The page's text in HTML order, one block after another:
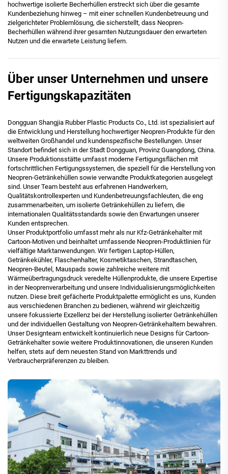
hochwertige isolierte Becherhüllen erstreckt sich über die gesamte
Kundenbeziehung hinweg – mit einer schnellen Kundenbetreuung und
zielgerichteter Problemlösung, die sicherstellt, dass Neopren-
Becherhüllen während ihrer gesamten Nutzungsdauer den erwarteten
Nutzen und die erwartete Leistung liefern.
Über unser Unternehmen und unsere
Fertigungskapazitäten
Dongguan Shangjia Rubber Plastic Products Co., Ltd. ist spezialisiert auf
die Entwicklung und Herstellung hochwertiger Neopren-Produkte für den
weltweiten Großhandel und kundenspezifische Bestellungen. Unser
Standort befindet sich in der Stadt Dongguan, Provinz Guangdong, China.
Unsere Produktionsstätte umfasst moderne Fertigungsflächen mit
fortschrittlichen Fertigungssystemen, die speziell für die Herstellung von
Neopren-Getränkehüllen sowie verwandte Produktkategorien ausgelegt
sind. Unser Team besteht aus erfahrenen Handwerkern,
Qualitätskontrollexperten und Kundenbetreuungsfachleuten, die eng
zusammenarbeiten, um isolierte Getränkehüllen zu liefern, die
internationalen Qualitätsstandards sowie den Erwartungen unserer
Kunden entsprechen.
Unser Produktportfolio umfasst mehr als nur Kfz-Getränkehalter mit
Cartoon-Motiven und beinhaltet umfassende Neopren-Produktlinien für
vielfältige Marktanwendungen. Wir fertigen Laptop-Hüllen,
Getränkekühler, Flaschenhalter, Kosmetiktaschen, Strandtaschen,
Neopren-Beutel, Mauspads sowie zahlreiche weitere mit
Wärmeübertragungsdruck veredelte Hüllenprodukte, die unsere Expertise
in der Neoprenverarbeitung und unsere Individualisierungsmöglichkeiten
nutzen. Diese breit gefächerte Produktpalette ermöglicht es uns, Kunden
aus verschiedenen Branchen zu bedienen, während wir gleichzeitig
unsere fokussierte Exzellenz bei der Herstellung isolierter Getränkehüllen
und der individuellen Gestaltung von Neopren-Getränkehaltern bewahren.
Unser Designteam entwickelt kontinuierlich neue Designs für Cartoon-
Getränkehalter sowie weitere Produktinnovationen, die unseren Kunden
helfen, stets auf dem neuesten Stand von Markttrends und
Verbraucherpräferenzen zu bleiben.